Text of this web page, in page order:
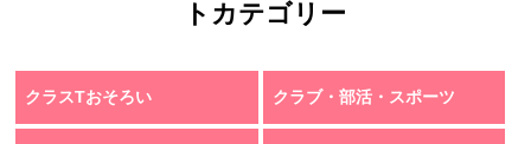
トカテゴリー
クラスTおそろい クラブ・部活・スポーツ